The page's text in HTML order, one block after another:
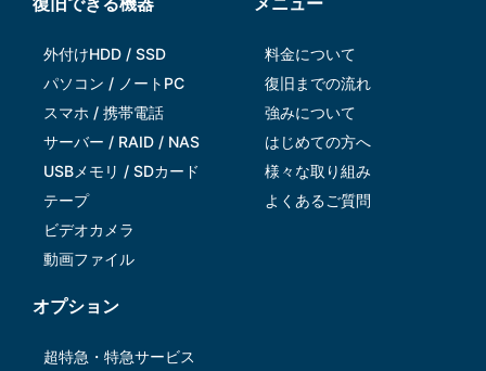
外付けHDD / SSD
パソコン / ノートPC
スマホ / 携帯電話
サーバー / RAID / NAS
USBメモリ / SDカード
テープ
ビデオカメラ
動画ファイル
料金について
復旧までの流れ
強みについて
はじめての方へ
様々な取り組み
よくあるご質問
オプション
超特急・特急サービス